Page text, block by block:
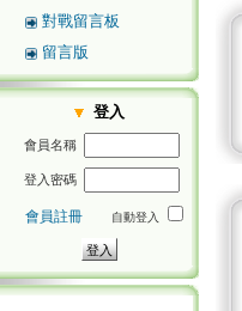
對戰留言板
留言版
登入
會員名稱
登入密碼
會員註冊 自動登入